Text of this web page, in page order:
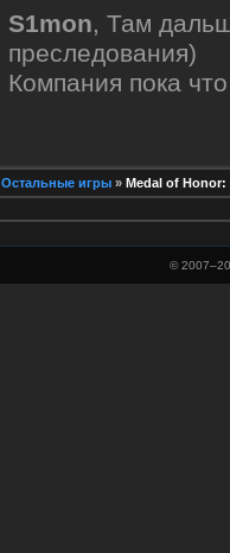
S1mon, Там
преследования)
Компания пока
Остальные игры » Medal of Honor:
© 2007–